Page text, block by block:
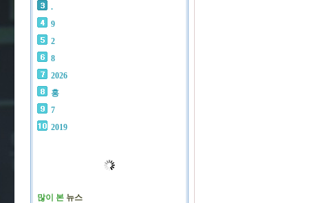
.
9
2
8
2026
홍
7
2019
많이 본 뉴스